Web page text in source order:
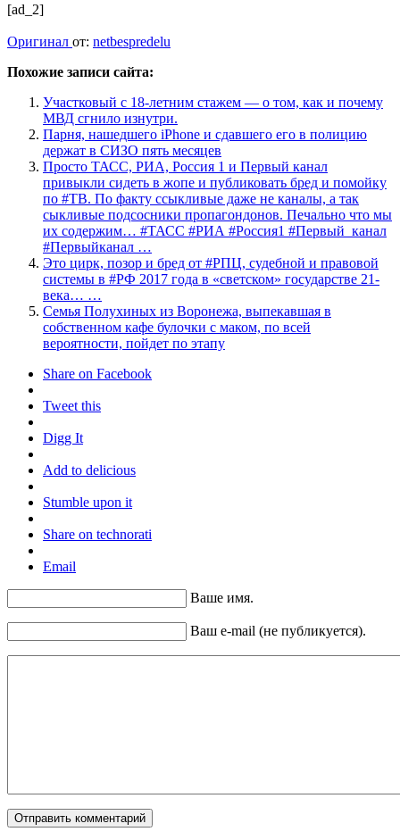
[ad_2]
Оригинал от: netbespredelu
Похожие записи сайта:
Участковый с 18-летним стажем — о том, как и почему
МВД сгнило изнутри.
Парня, нашедшего iPhone и сдавшего его в полицию
держат в СИЗО пять месяцев
Просто ТАСС, РИА, Россия 1 и Первый канал
привыкли сидеть в жопе и публиковать бред и помойку
по #ТВ. По факту ссыкливые даже не каналы, а так
сыкливые подсосники пропагондонов. Печально что мы
их содержим… #ТАСС #РИА #Россия1 #Первый_канал
#Первыйканал …
Это цирк, позор и бред от #РПЦ, судебной и правовой
системы в #РФ 2017 года в «светском» государстве 21-
века… …
Семья Полухиных из Воронежа, выпекавшая в
собственном кафе булочки с маком, по всей
вероятности, пойдет по этапу
Share on Facebook
Tweet this
Digg It
Add to delicious
Stumble upon it
Share on technorati
Email
Ваше имя.
Ваш e-mail (не публикуется).